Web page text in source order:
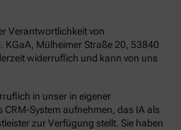
Verantwortlichkeit von
KGaA, Mülheimer Straße 20, 53840
widerruflich und kann von uns
in unser in eigener
System aufnehmen, das IA als
zur Verfügung stellt. Sie haben